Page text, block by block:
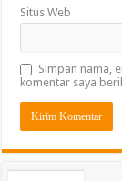
Situs Web
Simpan nama,
komentar saya